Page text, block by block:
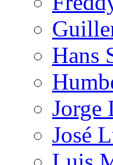
Hans
Jorge
José